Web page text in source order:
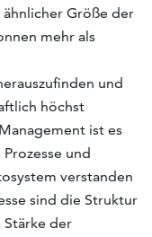
Größe der
mehr als
und
höchst
ist es
und
verstanden
sind die Struktur
der